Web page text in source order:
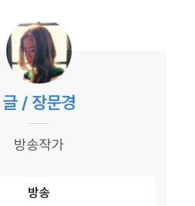
글 / 장문경
방송작가
방송